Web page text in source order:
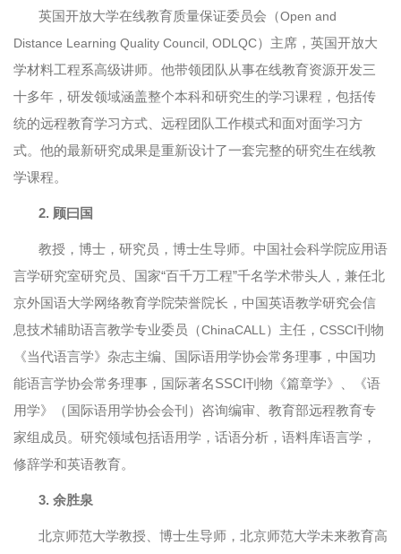
英国开放大学在线教育质量保证委员会（Open and
Distance Learning Quality Council, ODLQC）主席，英国开放大
学材料工程系高级讲师。他带领团队从事在线教育资源开发三
十多年，研发领域涵盖整个本科和研究生的学习课程，包括传
统的远程教育学习方式、远程团队工作模式和面对面学习方
式。他的最新研究成果是重新设计了一套完整的研究生在线教
学课程。
2. 顾曰国
教授，博士，研究员，博士生导师。中国社会科学院应用语
言学研究室研究员、国家“百千万工程”千名学术带头人，兼任北
京外国语大学网络教育学院荣誉院长，中国英语教学研究会信
息技术辅助语言教学专业委员（ChinaCALL ）主任， CSSCI刊物
《当代语言学》杂志主编、国际语用学协会常务理事，中国功
能语言学协会常务理事，国际著名SSCI刊物《篇章学》、《语
用学》（国际语用学协会会刊）咨询编审、教育部远程教育专
家组成员。研究领域包括语用学，话语分析，语料库语言学，
修辞学和英语教育。
3. 余胜泉
北京师范大学教授、博士生导师，北京师范大学未来教育高